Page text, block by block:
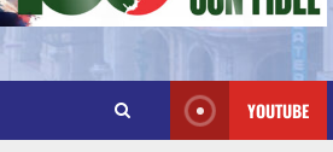
YOUTUBE